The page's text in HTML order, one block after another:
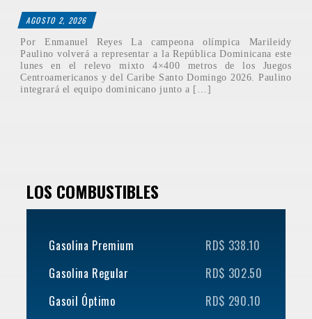
AGOSTO 2, 2026
Por Enmanuel Reyes La campeona olímpica Marileidy
Paulino volverá a representar a la República Dominicana este
lunes en el relevo mixto 4×400 metros de los Juegos
Centroamericanos y del Caribe Santo Domingo 2026. Paulino
integrará el equipo dominicano junto a […]
LOS COMBUSTIBLES
Gasolina Premium
Gasolina Regular
Gasoil Óptimo
RD$ 338.10
RD$ 302.50
RD$ 290.10